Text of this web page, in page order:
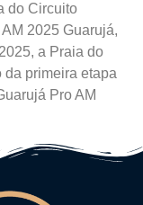
do Circuito
2025 Guarujá,
a Praia do
da primeira etapa
Pro AM